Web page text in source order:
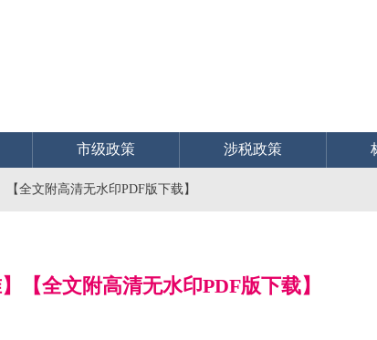
市级政策 涉税政策
全文附高清无水印PDF版下载】
【全文附高清无水印PDF版下载】